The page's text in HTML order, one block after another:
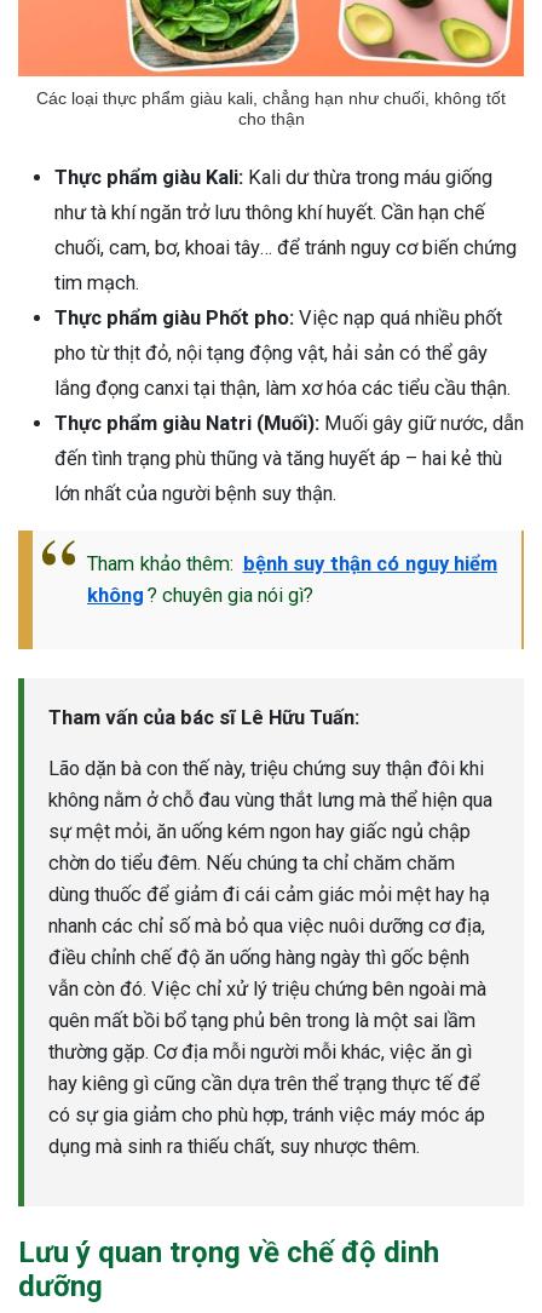
Các loại thực phẩm giàu kali, chẳng hạn như chuối, không tốt
cho thận
Thực phẩm giàu Kali: Kali dư thừa trong máu giống
như tà khí ngăn trở lưu thông khí huyết. Cần hạn chế
chuối, cam, bơ, khoai tây… để tránh nguy cơ biến chứng
tim mạch.
Thực phẩm giàu Phốt pho: Việc nạp quá nhiều phốt
pho từ thịt đỏ, nội tạng động vật, hải sản có thể gây
lắng đọng canxi tại thận, làm xơ hóa các tiểu cầu thận.
Thực phẩm giàu Natri (Muối): Muối gây giữ nước, dẫn
đến tình trạng phù thũng và tăng huyết áp – hai kẻ thù
lớn nhất của người bệnh suy thận.
Tham khảo thêm:
bệnh suy thận có nguy hiểm
không ? chuyên gia nói gì?
Tham vấn của bác sĩ Lê Hữu Tuấn:
Lão dặn bà con thế này, triệu chứng suy thận đôi khi
không nằm ở chỗ đau vùng thắt lưng mà thể hiện qua
sự mệt mỏi, ăn uống kém ngon hay giấc ngủ chập
chờn do tiểu đêm. Nếu chúng ta chỉ chăm chăm
dùng thuốc để giảm đi cái cảm giác mỏi mệt hay hạ
nhanh các chỉ số mà bỏ qua việc nuôi dưỡng cơ địa,
điều chỉnh chế độ ăn uống hàng ngày thì gốc bệnh
vẫn còn đó. Việc chỉ xử lý triệu chứng bên ngoài mà
quên mất bồi bổ tạng phủ bên trong là một sai lầm
thường gặp. Cơ địa mỗi người mỗi khác, việc ăn gì
hay kiêng gì cũng cần dựa trên thể trạng thực tế để
có sự gia giảm cho phù hợp, tránh việc máy móc áp
dụng mà sinh ra thiếu chất, suy nhược thêm.
Lưu ý quan trọng về chế độ dinh
dưỡng